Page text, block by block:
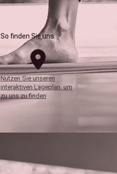
So finden Sie uns
Nutzen Sie unseren
interaktiven Lageplan, um
zu uns zu finden